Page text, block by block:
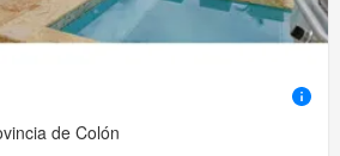
de Colón